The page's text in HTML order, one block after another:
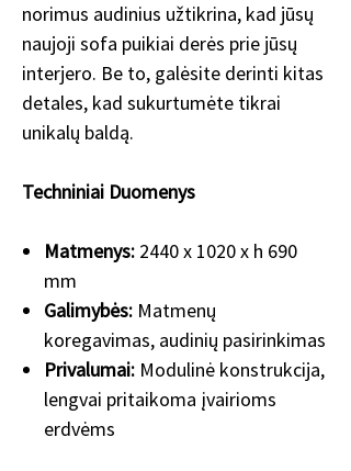
norimus audinius užtikrina, kad jūsų
naujoji sofa puikiai derės prie jūsų
interjero. Be to, galėsite derinti kitas
detales, kad sukurtumėte tikrai
unikalų baldą.
Techniniai Duomenys
Matmenys: 2440 x 1020 x h 690
mm
Galimybės: Matmenų
koregavimas, audinių pasirinkimas
Privalumai: Modulinė konstrukcija,
lengvai pritaikoma įvairioms
erdvėms